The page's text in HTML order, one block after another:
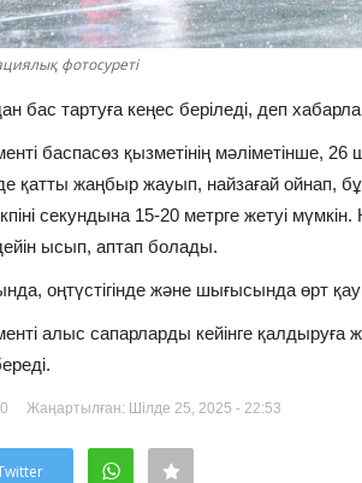
фотосуреті
бас тартуға кеңес беріледі, деп
баспасөз қызметінің мәліметінше, 26
қатты жаңбыр жауып, найзағай ойнап,
секундына 15-20 метрге жетуі
ысып, аптап болады.
оңтүстігінде және шығысында өрт
алыс сапарларды кейінге қалдыруға
Жаңартылған: Шілде 25, 2025 - 22:53